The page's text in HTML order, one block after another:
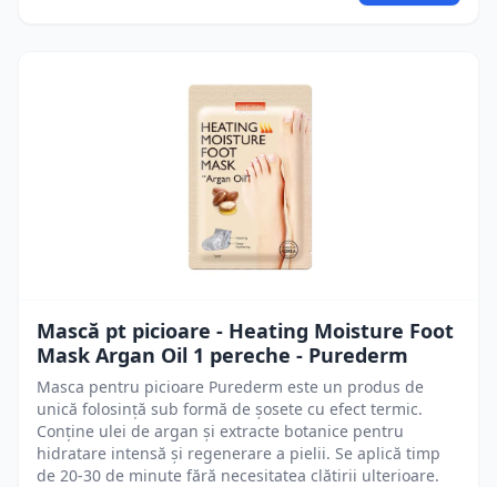
Mască pt picioare - Heating Moisture Foot
Mask Argan Oil 1 pereche - Purederm
Masca pentru picioare Purederm este un produs de
unică folosință sub formă de șosete cu efect termic.
Conține ulei de argan și extracte botanice pentru
hidratare intensă și regenerare a pielii. Se aplică timp
de 20-30 de minute fără necesitatea clătirii ulterioare.